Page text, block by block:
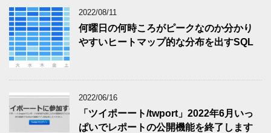
2022/08/11
何曜日の何時ころがピークなのか分かり
やすいヒートマップ的な分布を出すSQL
2022/06/16
「ツイポーート/twport」2022年6月いっ
ぱいでレポートの公開機能を終了します